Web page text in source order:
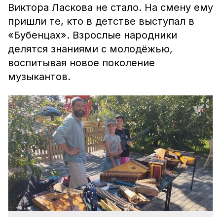
Виктора Ласкова не стало. На смену ему
пришли те, кто в детстве выступал в
«Бубенцах». Взрослые народники
делятся знаниями с молодёжью,
воспитывая новое поколение
музыкантов.